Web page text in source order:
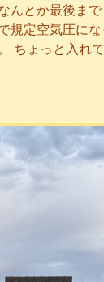
んとか最後ま
規定空気圧に
ちょっと入れ